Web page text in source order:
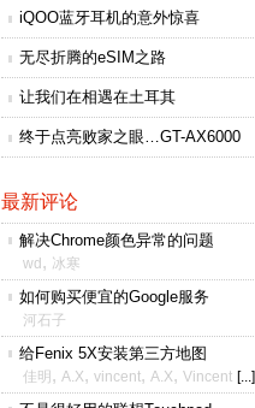
iQOO蓝牙耳机的意外惊喜
无尽折腾的eSIM之路
让我们在相遇在土耳其
终于点亮败家之眼…GT-AX6000
最新评论
解决Chrome颜色异常的问题
wd , 冰寒
如何购买便宜的Google服务
河石子
给Fenix 5X安装第三方地图
佳明 , A.X, vincent, A.X, Vincent [...]